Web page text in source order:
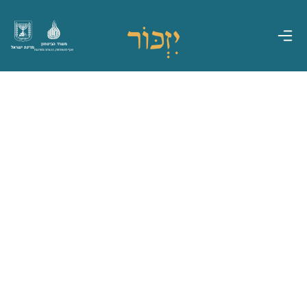
מדינת ישראל
משרד הביטחון
אגף משפחות, הנצחה ומורשת